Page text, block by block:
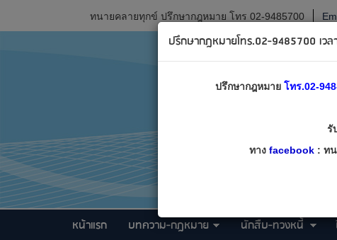
ทนายคลายทุกข์ ปรึกษากฎหมาย โทร 02-9485700
หน้าแรก บทความ-กฎหมาย นักสืบ-ทวงหนี้
ปรึกษากฎหมายโทร.02-9485700 เว
ปรึกษากฎหมาย โทร.02-
รั
ทาง facebook: ทน